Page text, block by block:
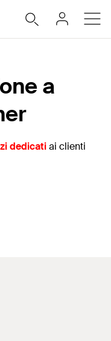
a
dedicatiai clienti